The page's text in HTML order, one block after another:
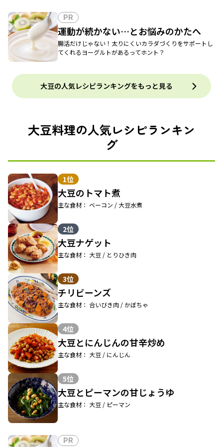
PR
運動が続かない…とお悩みのかたへ
腸活だけじゃない！太りにくいカラダづくりをサポートし
てくれるヨーグルトがあるってホント？
大豆の人気レシピランキングをもっと見る
大豆料理の人気レシピランキン
グ
1位
大豆のトマト煮
主な食材： ベーコン / 大豆水煮
2位
大豆ナゲット
主な食材： 大豆 / とりひき肉
3位
チリビーンズ
主な食材： 合いびき肉 / かぼちゃ
4位
大豆とにんじんの甘辛炒め
主な食材： 大豆 / にんじん
5位
大豆とピーマンの甘じょうゆ
主な食材： 大豆 / ピーマン
PR